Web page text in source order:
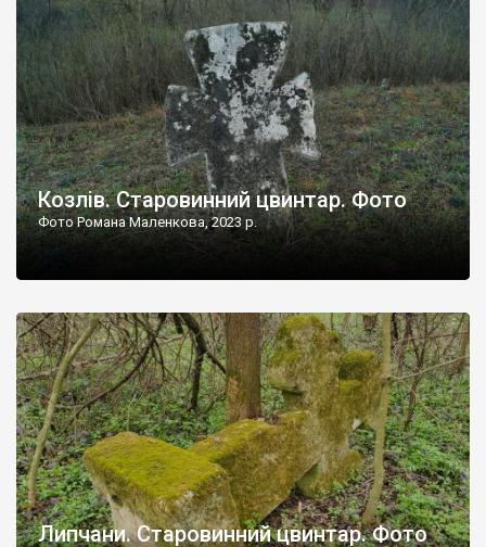
Козлів. Старовинний цвинтар. Фото
Фото Романа Маленкова, 2023 р.
Липчани. Старовинний цвинтар. Фото